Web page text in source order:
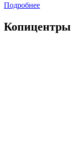
Как
Оформление заказа
Подробнее
Копицентры